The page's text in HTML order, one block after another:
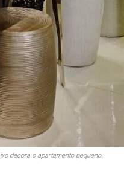
decora o apartamento pequeno.